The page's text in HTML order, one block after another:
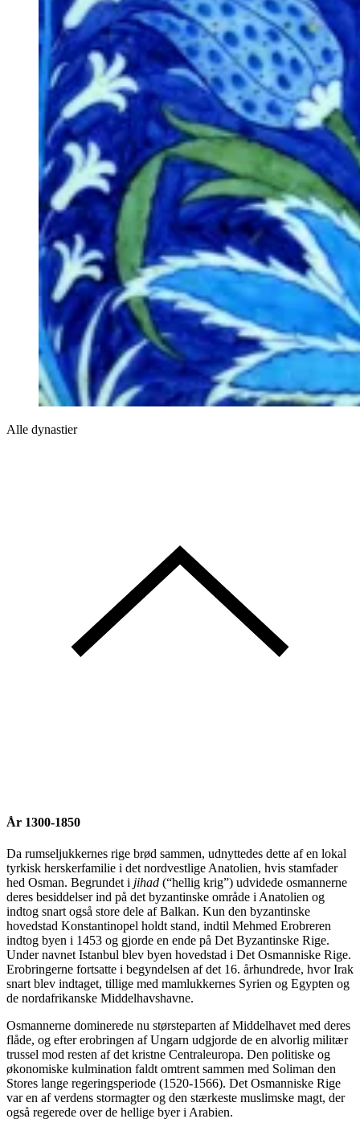
Alle dynastier
År 1300-1850
Da rumseljukkernes rige brød sammen, udnyttedes dette af en lokal
tyrkisk herskerfamilie i det nordvestlige Anatolien, hvis stamfader
hed Osman. Begrundet i jihad (“hellig krig”) udvidede osmannerne
deres besiddelser ind på det byzantinske område i Anatolien og
indtog snart også store dele af Balkan. Kun den byzantinske
hovedstad Konstantinopel holdt stand, indtil Mehmed Erobreren
indtog byen i 1453 og gjorde en ende på Det Byzantinske Rige.
Under navnet Istanbul blev byen hovedstad i Det Osmanniske Rige.
Erobringerne fortsatte i begyndelsen af det 16. århundrede, hvor Irak
snart blev indtaget, tillige med mamlukkernes Syrien og Egypten og
de nordafrikanske Middelhavshavne.
Osmannerne dominerede nu størsteparten af Middelhavet med deres
flåde, og efter erobringen af Ungarn udgjorde de en alvorlig militær
trussel mod resten af det kristne Centraleuropa. Den politiske og
økonomiske kulmination faldt omtrent sammen med Soliman den
Stores lange regeringsperiode (1520-1566). Det Osmanniske Rige
var en af verdens stormagter og den stærkeste muslimske magt, der
også regerede over de hellige byer i Arabien.